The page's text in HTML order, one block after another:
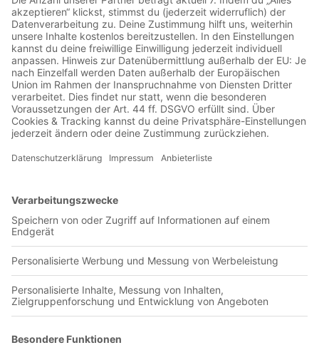
00:57:01
Nach der Niederlage in Berlin herrscht wieder einmal
Tristesse rund um den Borussia-Park. Um der miesen
Stimmung etwas entgegen zu wirken, haben wir für Podacst-
Folge #25 niemand geringeren als Aufstiegsheld und Bayern-
Besieger Arie van Lent eingeladen. Mit ihm sprechen wir
ausführlich über die aktuelle sportliche Lage, blicken aber
Faszination des Bökelbergs zurück. Außerdem berichtet Arie